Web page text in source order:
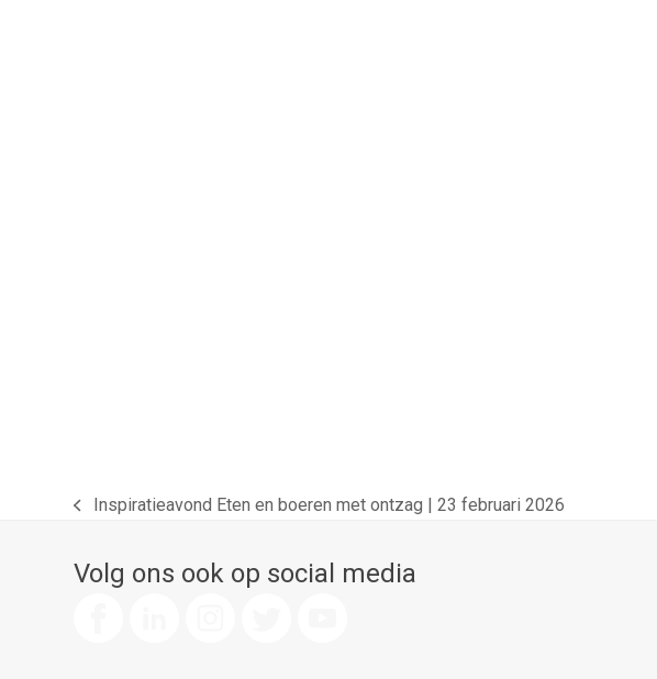
previous
Inspiratieavond Eten en boeren met ontzag | 23 februari 2026
Volg ons ook op social media